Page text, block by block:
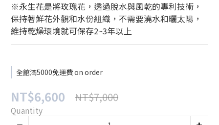
※永生花是將玫瑰花，透過脫水與風乾的專利技術，
保持著鮮花外觀和水份組織，不需要澆水和曬太陽，
維持乾燥環境就可保存2~3年以上
全館滿5000免運費 on order
NT$6,600 NT$7,000
Quantity